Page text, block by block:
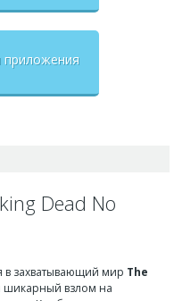
приложения
Dead No
в захватывающий мир The
шикарный взлом на